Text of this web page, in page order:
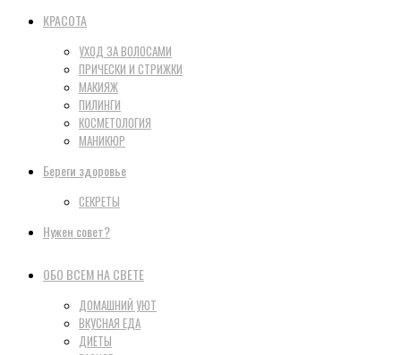
КРАСОТА
УХОД ЗА ВОЛОСАМИ
ПРИЧЕСКИ И СТРИЖКИ
МАКИЯЖ
ПИЛИНГИ
КОСМЕТОЛОГИЯ
МАНИКЮР
Береги здоровье
СЕКРЕТЫ
Нужен совет?
ОБО ВСЕМ НА СВЕТЕ
ДОМАШНИЙ УЮТ
ВКУСНАЯ ЕДА
ДИЕТЫ